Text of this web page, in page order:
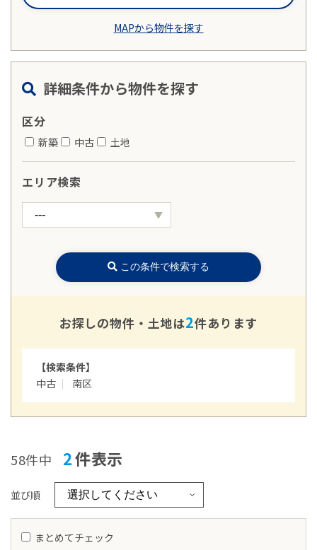
MAPから物件を探す
詳細条件から物件を探す
区分
新築 中古 土地
エリア検索
この条件で検索する
お探しの物件・土地は2件あります
【検索条件】
中古
南区
58件中 2件表示
並び順
まとめてチェック